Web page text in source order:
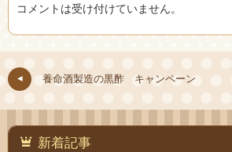
コメントは受け付けていません。
養命酒製造の黒酢 キャンペーン
新着記事